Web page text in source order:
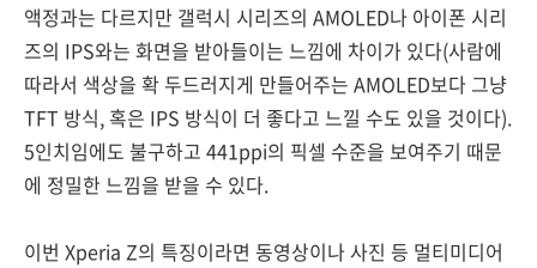
액정과는 다르지만 갤럭시 시리즈의 AMOLED나 아이폰 시리
즈의 IPS와는 화면을 받아들이는 느낌에 차이가 있다(사람에
따라서 색상을 확 두드러지게 만들어주는 AMOLED보다 그냥
TFT 방식, 혹은 IPS 방식이 더 좋다고 느낄 수도 있을 것이다).
5인치임에도 불구하고 441ppi의 픽셀 수준을 보여주기 때문
에 정밀한 느낌을 받을 수 있다.
이번 Xperia Z의 특징이라면 동영상이나 사진 등 멀티미디어